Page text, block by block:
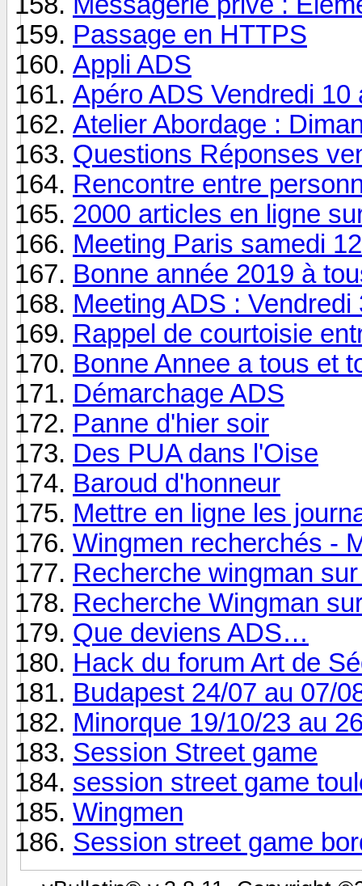
Passage en HTTPS
Appli ADS
Apéro ADS Vendredi 10
Atelier Abordage :
Questions Réponses
Rencontre entre
2000 articles en ligne
Meeting Paris samedi
Bonne année 2019 à
Meeting ADS :
Rappel de courtoisie
Bonne Annee a tous et
Démarchage ADS
Panne d'hier soir
Des PUA dans l'Oise
Baroud d'honneur
Mettre en ligne les
Wingmen recherchés -
Recherche wingman
Recherche Wingman
Que deviens ADS…
Hack du forum Art de
Budapest 24/07 au 07/
Minorque 19/10/23 au
Session Street game
session street game
Wingmen
Session street game